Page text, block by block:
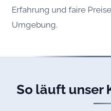
Erfahrung und faire
Umgebung.
So läuft unser